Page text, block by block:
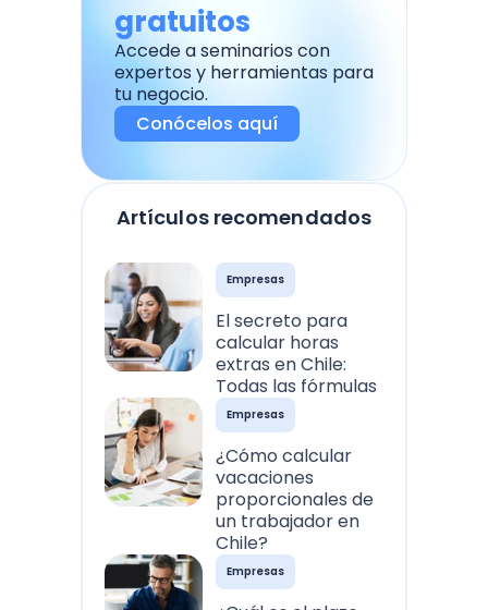
Artículos recomendados
Empresas
El secreto para
calcular horas
extras en Chile:
Todas las fórmulas
Empresas
¿Cómo calcular
vacaciones
proporcionales de
un trabajador en
Chile?
Empresas
gratuitos
Accede a seminarios con
expertos y herramientas para
tu negocio.
Conócelos aquí